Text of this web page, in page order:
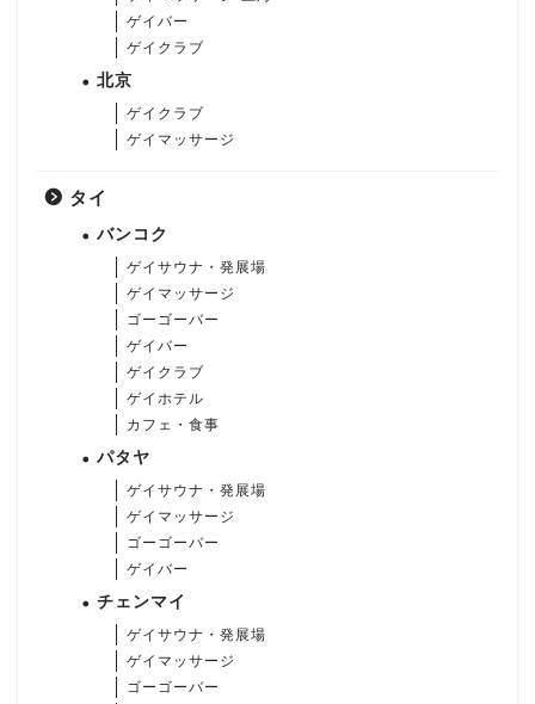
ゲイバー
ゲイクラブ
北京
ゲイクラブ
ゲイマッサージ
タイ
バンコク
ゲイサウナ・発展場
ゲイマッサージ
ゴーゴーバー
ゲイバー
ゲイクラブ
ゲイホテル
カフェ・食事
パタヤ
ゲイサウナ・発展場
ゲイマッサージ
ゴーゴーバー
ゲイバー
チェンマイ
ゲイサウナ・発展場
ゲイマッサージ
ゴーゴーバー